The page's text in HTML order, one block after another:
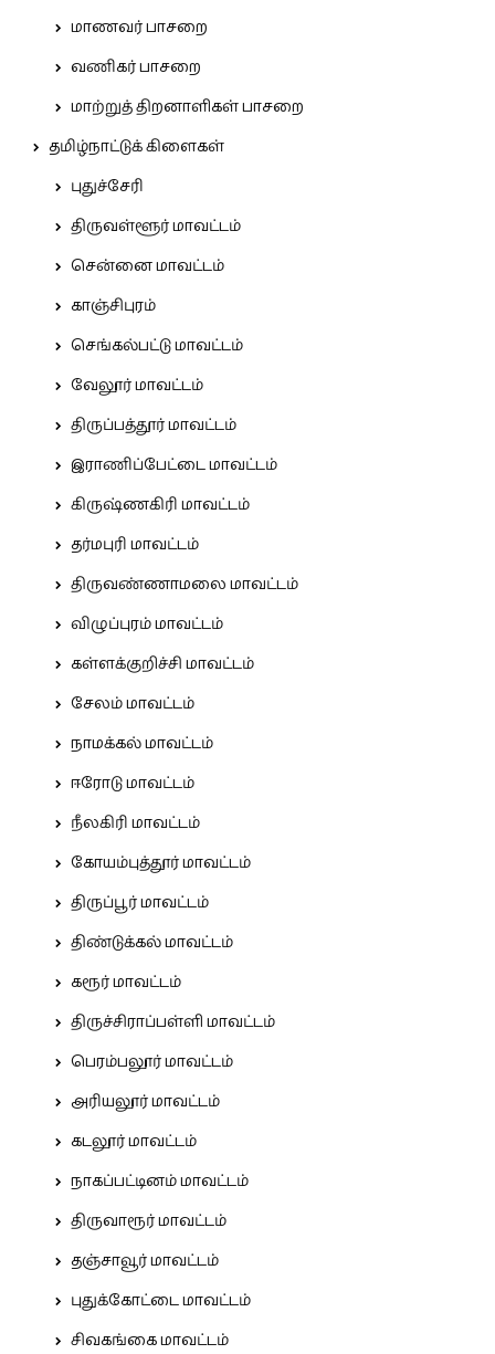
மாணவர் பாசறை
வணிகர் பாசறை
மாற்றுத் திறனாளிகள் பாசறை
தமிழ்நாட்டுக் கிளைகள்
புதுச்சேரி
திருவள்ளூர் மாவட்டம்
சென்னை மாவட்டம்
காஞ்சிபுரம்
செங்கல்பட்டு மாவட்டம்
வேலூர் மாவட்டம்
திருப்பத்தூர் மாவட்டம்
இராணிப்பேட்டை மாவட்டம்
கிருஷ்ணகிரி மாவட்டம்
தர்மபுரி மாவட்டம்
திருவண்ணாமலை மாவட்டம்
விழுப்புரம் மாவட்டம்
கள்ளக்குறிச்சி மாவட்டம்
சேலம் மாவட்டம்
நாமக்கல் மாவட்டம்
ஈரோடு மாவட்டம்
நீலகிரி மாவட்டம்
கோயம்புத்தூர் மாவட்டம்
திருப்பூர் மாவட்டம்
திண்டுக்கல் மாவட்டம்
கரூர் மாவட்டம்
திருச்சிராப்பள்ளி மாவட்டம்
பெரம்பலூர் மாவட்டம்
அரியலூர் மாவட்டம்
கடலூர் மாவட்டம்
நாகப்பட்டினம் மாவட்டம்
திருவாரூர் மாவட்டம்
தஞ்சாவூர் மாவட்டம்
புதுக்கோட்டை மாவட்டம்
சிவகங்கை மாவட்டம்